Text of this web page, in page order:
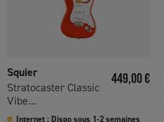
Squier
Stratocaster Classic
Vibe...
Prix
449,00 €
Internet : Dispo sous 1-2 semaines